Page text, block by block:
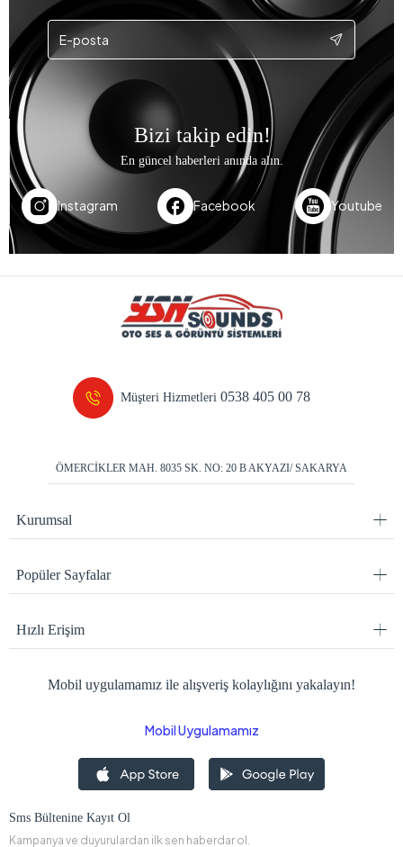
Bizi takip edin!
En güncel haberleri anında alın.
Instagram Facebook Youtube
Müşteri Hizmetleri0538 405 00 78
ÖMERCİKLER MAH. 8035 SK. NO: 20 B AKYAZI/ SAKARYA
Kurumsal
Popüler Sayfalar
Hızlı Erişim
Mobil uygulamamız ile alışveriş kolaylığını yakalayın!
Mobil Uygulamamız
Sms Bültenine Kayıt Ol
Kampanya ve duyurulardan ilk sen haberdar ol.